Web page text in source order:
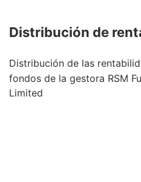
Distribución de
Distribución de las
fondos de la gestora RSM
Limited